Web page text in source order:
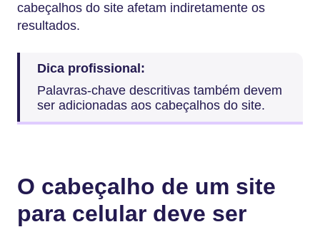
cabeçalhos do site afetam indiretamente os
resultados.
Dica profissional:
Palavras-chave descritivas também devem
ser adicionadas aos cabeçalhos do site.
O cabeçalho de um site
para celular deve ser